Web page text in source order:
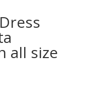
all size